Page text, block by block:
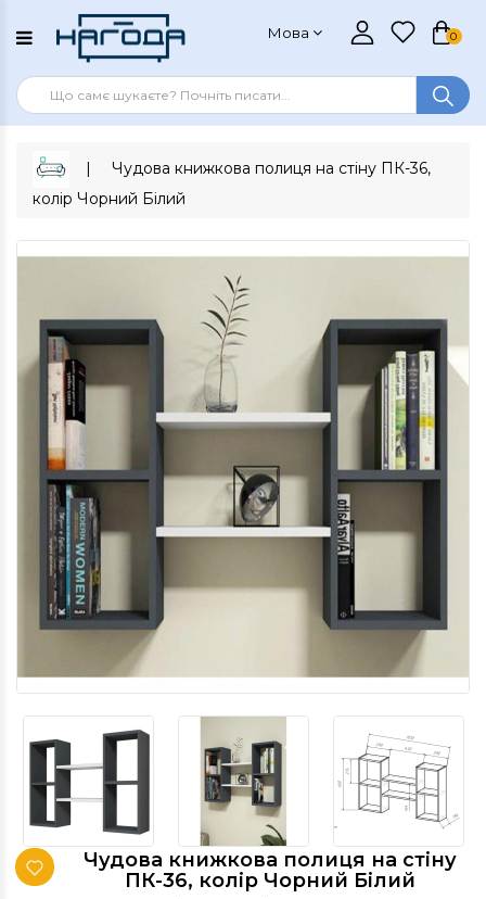
Мова 0
Чудова книжкова полиця на стіну ПК-36,
колір Чорний Білий
Чудова книжкова полиця на стіну
ПК-36, колір Чорний Білий